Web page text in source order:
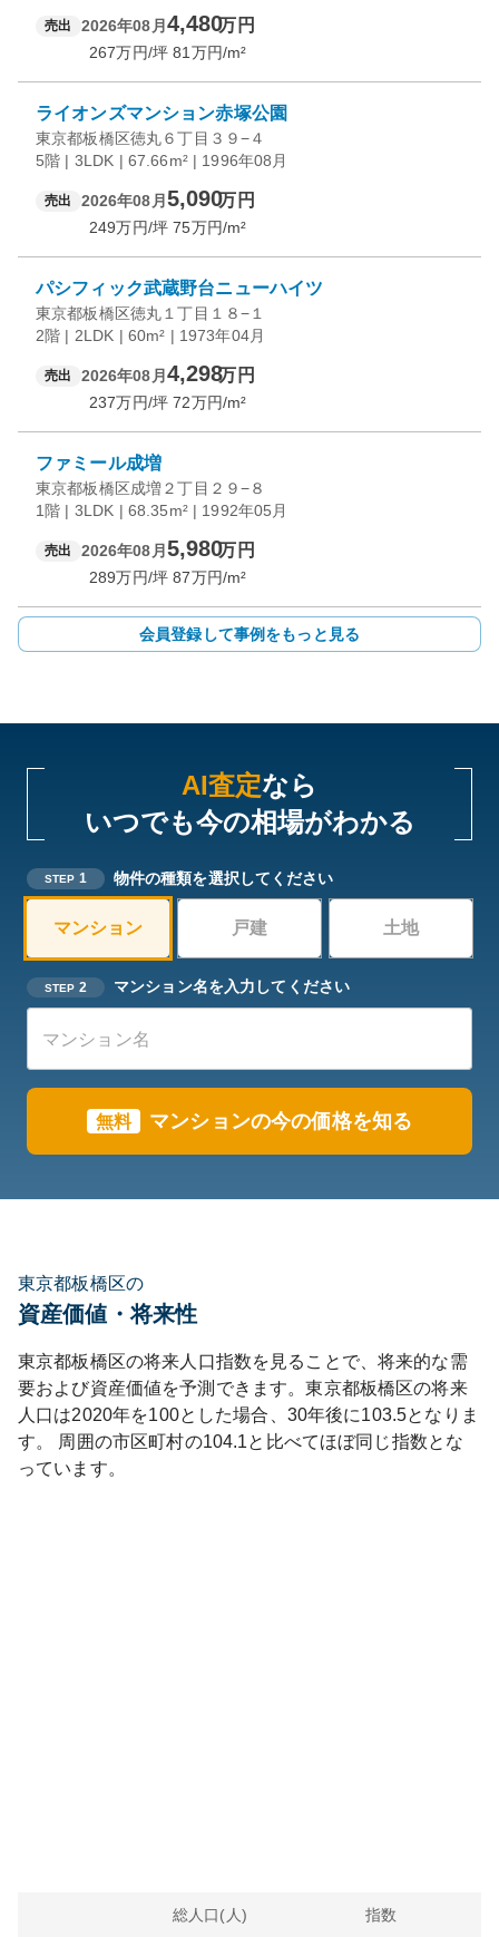
売出 2026年08月 4,480万円
267万円/坪 81 万円/m²
ライオンズマンション赤塚公園
東京都板橋区徳丸６丁目３９−４
5階 | 3LDK | 67.66m² | 1996年08月
売出 2026年08月 5,090万円
249万円/坪 75万円/m²
パシフィック武蔵野台ニューハイツ
東京都板橋区徳丸１丁目１８−１
2階 | 2LDK | 60m² | 1973年04月
売出 2026年08月 4,298万円
237万円/坪 72万円/m²
ファミール成増
東京都板橋区成増２丁目２９−８
1階 | 3LDK | 68.35m² | 1992年05月
売出 2026年08月 5,980万円
289万円/坪 87万円/m²
会員登録して事例をもっと見る
AI査定なら
いつでも今の相場がわかる
STEP 1 物件の種類を選択してください
マンション 戸建 土地
STEP 2 マンション名を入力してください
無料 マンションの今の価格を知る
東京都板橋区の
資産価値・将来性
東京都板橋区の将来人口指数を見ることで、将来的な需
要および資産価値を予測できます。東京都板橋区の将来
人口は2020年を100とした場合、30年後に103.5となりま
す。
周囲の市区町村の104.1と比べてほぼ同じ指数とな
っています。
総人口(人) 指数